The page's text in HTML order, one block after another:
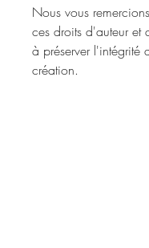
Nous vous
ces droits d'auteur et
à préserver l'intégrité
création.